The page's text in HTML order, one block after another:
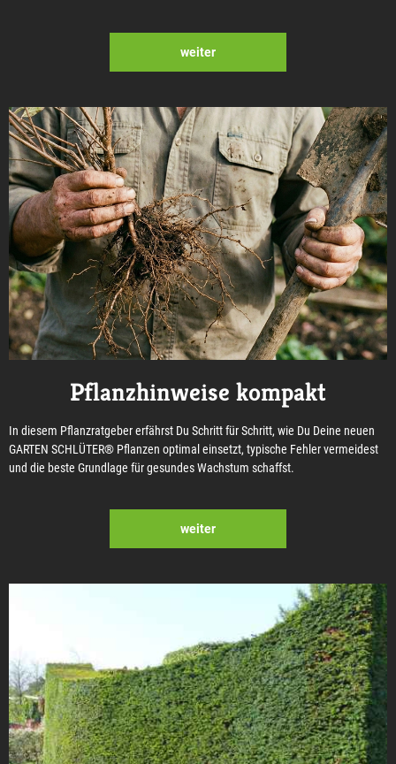
weiter
Pflanzhinweise kompakt
In diesem Pflanzratgeber erfährst Du Schritt für Schritt, wie Du Deine neuen
GARTEN SCHLÜTER® Pflanzen optimal einsetzt, typische Fehler vermeidest
und die beste Grundlage für gesundes Wachstum schaffst.
weiter